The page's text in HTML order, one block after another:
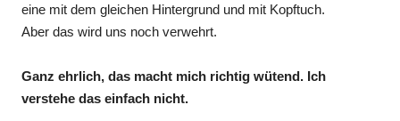
eine mit dem gleichen Hintergrund und mit Kopftuch.
Aber das wird uns noch verwehrt.
Ganz ehrlich, das macht mich richtig wütend. Ich
verstehe das einfach nicht.